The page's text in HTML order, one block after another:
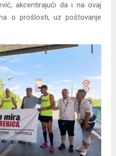
akcentirajući da i na ovaj
o prošlosti, uz poštovanje